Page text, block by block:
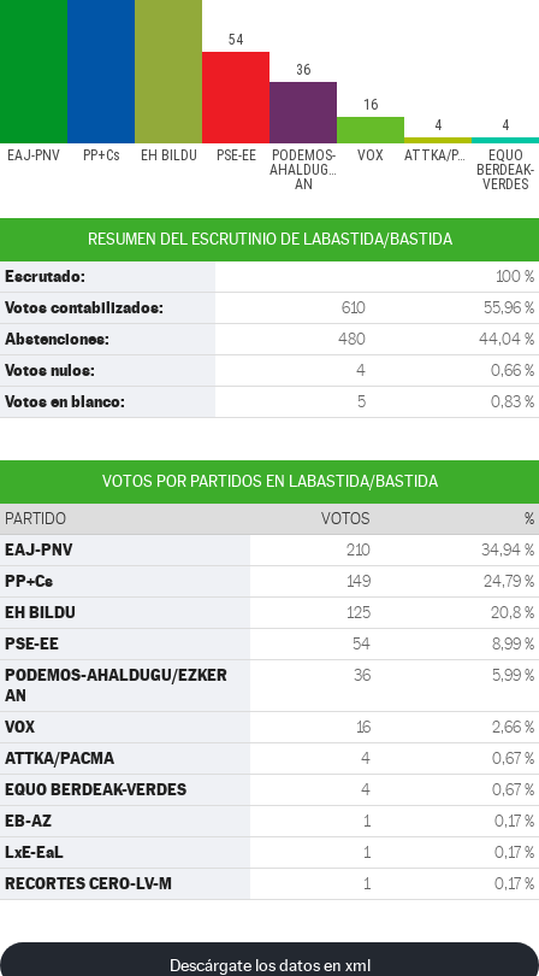
EAJ-PNV PP+Cs EH BILDU PSE-EE
PODEMOS-
AHALDUGU/EZKER
AN
VOX ATTKA/PACMA
EQUO
BERDEAK-
VERDES
54
36
16
4
4
RESUMEN DEL ESCRUTINIO DE LABASTIDA/BASTIDA
Escrutado: 100 %
Votos contabilizados: 610 55,96 %
Abstenciones: 480 44,04 %
Votos nulos: 4 0,66 %
Votos en blanco: 5 0,83 %
VOTOS POR PARTIDOS EN LABASTIDA/BASTIDA
PARTIDO VOTOS %
EAJ-PNV 210 34,94 %
PP+Cs 149 24,79 %
EH BILDU 125 20,8 %
PSE-EE 54 8,99 %
PODEMOS-AHALDUGU/EZKER
AN
36 5,99 %
VOX 16 2,66 %
ATTKA/PACMA 4 0,67 %
EQUO BERDEAK-VERDES 4 0,67 %
EB-AZ 1 0,17 %
LxE-EaL 1 0,17 %
RECORTES CERO-LV-M 1 0,17 %
Descárgate los datos en xml